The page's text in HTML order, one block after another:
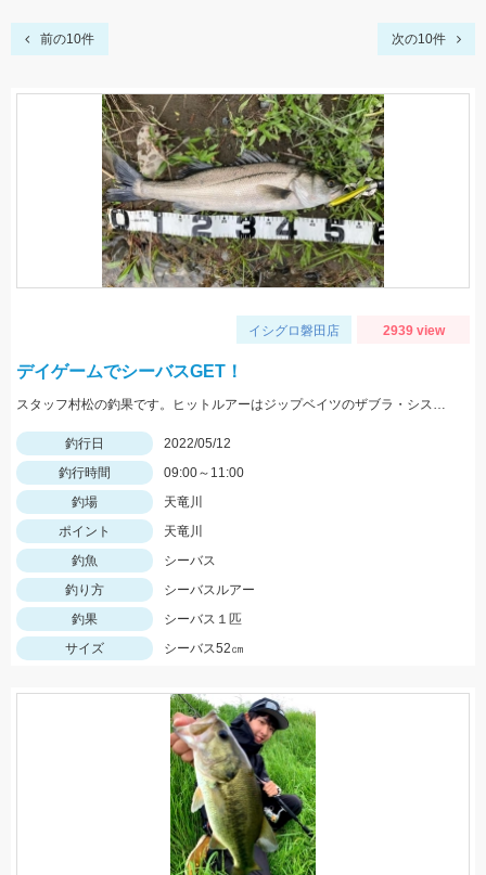
前の10件 次の10件
イシグロ磐田店 2939 view
デイゲームでシーバスGET！
スタッフ村松の釣果です。ヒットルアーはジップベイツのザブラ・システムミノー9Fタイダルにて！
釣行日
2022/05/12
釣行時間
09:00～11:00
釣場
天竜川
ポイント
天竜川
釣魚
シーバス
釣り方
シーバスルアー
釣果
シーバス１匹
サイズ
シーバス52㎝